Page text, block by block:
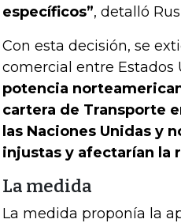
específicos”, detalló
Con esta decisión, se
comercial entre Estados
potencia
cartera de Transporte
las Naciones Unidas y
injustas y afectarían la
La medida
La medida proponía la